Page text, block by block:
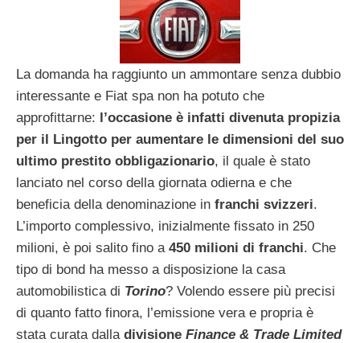
La domanda ha raggiunto un ammontare senza dubbio
interessante e Fiat spa non ha potuto che
approfittarne: l’occasione è infatti divenuta propizia
per il Lingotto per aumentare le dimensioni del suo
ultimo prestito obbligazionario, il quale è stato
lanciato nel corso della giornata odierna e che
beneficia della denominazione in franchi svizzeri.
L’importo complessivo, inizialmente fissato in 250
milioni, è poi salito fino a 450 milioni di franchi. Che
tipo di bond ha messo a disposizione la casa
automobilistica di Torino? Volendo essere più precisi
di quanto fatto finora, l’emissione vera e propria è
stata curata dalla divisione Finance & Trade Limited